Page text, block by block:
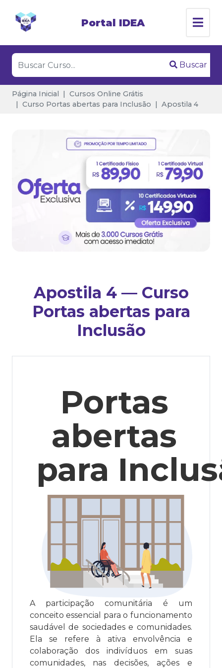
Portal IDEA
Buscar
Página Inicial
Cursos Online Grátis
Curso Portas abertas para Inclusão
Apostila 4
Apostila 4 — Curso
Portas abertas para
Inclusão
Portas
abertas
para
A participação comunitária é um
conceito essencial para o funcionamento
saudável de sociedades e comunidades.
Ela se refere à ativa envolvência e
colaboração dos indivíduos em suas
comunidades, nas decisões, ações e